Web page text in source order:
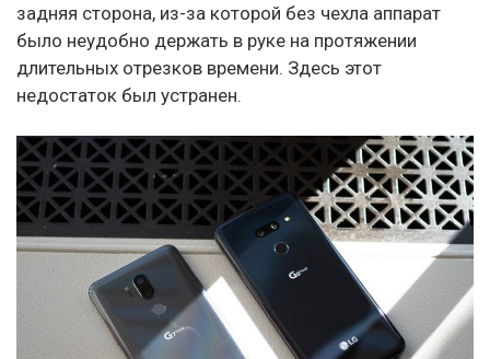
задняя сторона, из-за которой без чехла аппарат
было неудобно держать в руке на протяжении
длительных отрезков времени. Здесь этот
недостаток был устранен.